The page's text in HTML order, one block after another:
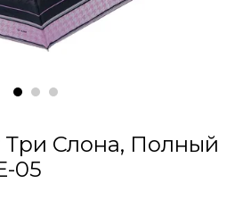
Слона, Полный
05